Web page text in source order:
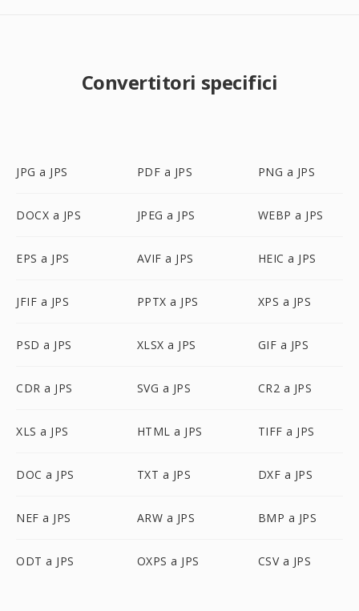
Convertitori specifici
JPG a JPS PDF a JPS PNG a JPS
DOCX a JPS JPEG a JPS WEBP a JPS
EPS a JPS AVIF a JPS HEIC a JPS
JFIF a JPS PPTX a JPS XPS a JPS
PSD a JPS XLSX a JPS GIF a JPS
CDR a JPS SVG a JPS CR2 a JPS
XLS a JPS HTML a JPS TIFF a JPS
DOC a JPS TXT a JPS DXF a JPS
NEF a JPS ARW a JPS BMP a JPS
ODT a JPS OXPS a JPS CSV a JPS